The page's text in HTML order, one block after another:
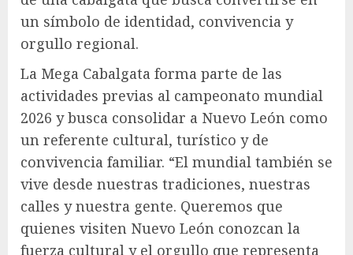
un símbolo de identidad, convivencia y
orgullo regional.
La Mega Cabalgata forma parte de las
actividades previas al campeonato mundial
2026 y busca consolidar a Nuevo León como
un referente cultural, turístico y de
convivencia familiar. “El mundial también se
vive desde nuestras tradiciones, nuestras
calles y nuestra gente. Queremos que
quienes visiten Nuevo León conozcan la
fuerza cultural y el orgullo que representa